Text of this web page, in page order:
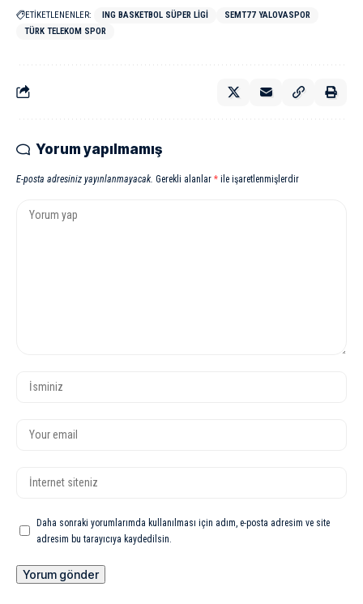
ETİKETLENENLER: ING BASKETBOL SÜPER LIGI
SEMT77 YALOVASPOR
TÜRK TELEKOM SPOR
Yorum yapılmamış
E-posta adresiniz yayınlanmayacak. Gerekli alanlar * ile işaretlenmişlerdir
Daha sonraki yorumlarımda kullanılması için adım, e-posta adresim ve site
adresim bu tarayıcıya kaydedilsin.